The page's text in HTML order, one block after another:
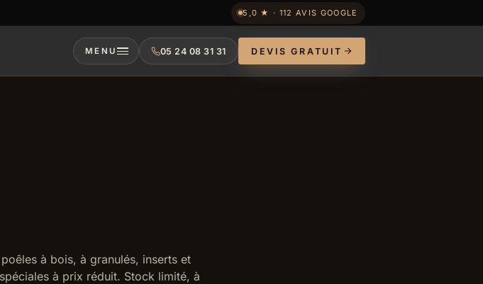
5,0 ★ · 112 AVIS GOOGLE
MENU 05 24 08 31 31 DEVIS GRATUIT
à bois, à granulés, inserts et
à prix réduit. Stock limité, à